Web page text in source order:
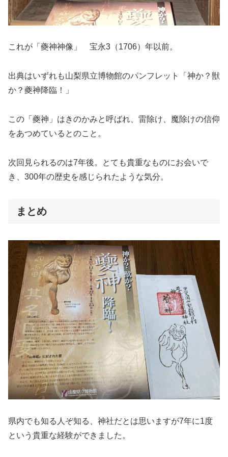
これが「夔神神像」 宝永3（1706）年以前。
出典はいずれも山梨県立博物館のパンフレット「神か？獣
か？夔神降臨！」
この「夔神」はきのかみと呼ばれ、雷除け、魔除けの信仰
をあつめているとのこと。
次回見られるのは7年後。とても貴重なものにお会いで
き、300年の歴史を感じられたような気分。
まとめ
県内でも知る人ぞ知る、神社だとは思いますが7年に1度
という貴重な経験ができました。